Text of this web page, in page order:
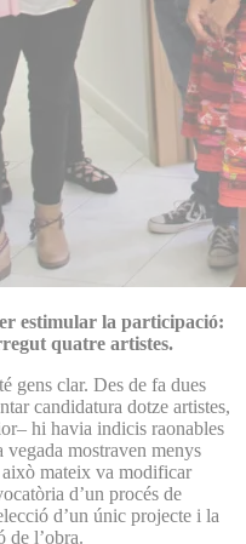
estimular la participació:
quatre artistes.
gens clar. Des de fa dues
candidatura dotze artistes,
hi havia indicis raonables
vegada mostraven menys
mateix va modificar
d’un procés de
d’un únic projecte i la
de l’obra.